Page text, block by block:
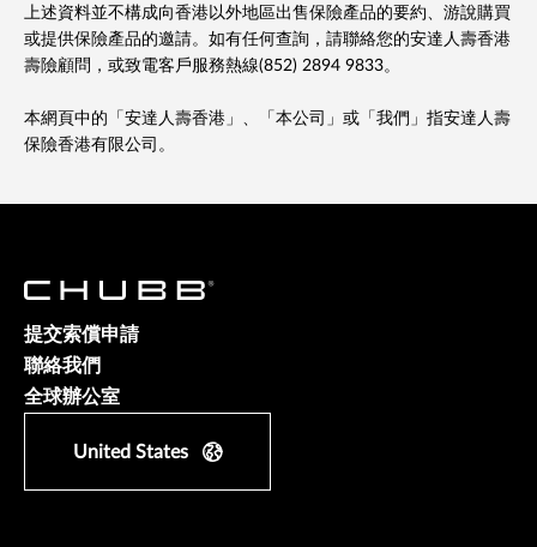
上述資料並不構成向香港以外地區出售保險產品的要約、游說購買
或提供保險產品的邀請。如有任何查詢，請聯絡您的安達人壽香港
壽險顧問，或致電客戶服務熱線(852) 2894 9833。
本網頁中的「安達人壽香港」、「本公司」或「我們」指安達人壽
保險香港有限公司。
提交索償申請
聯絡我們
全球辦公室
United States